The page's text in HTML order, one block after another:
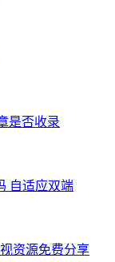
是否收录
自适应双端
资源免费分享